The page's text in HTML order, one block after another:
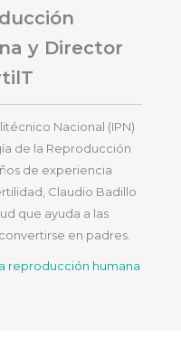
y Director
Nacional (IPN)
de la Reproducción
de experiencia
Claudio Badillo
que ayuda a las
en padres.
reproducción humana